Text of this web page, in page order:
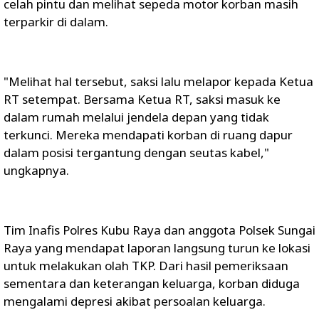
celah pintu dan melihat sepeda motor korban masih
terparkir di dalam.
"Melihat hal tersebut, saksi lalu melapor kepada Ketua
RT setempat. Bersama Ketua RT, saksi masuk ke
dalam rumah melalui jendela depan yang tidak
terkunci. Mereka mendapati korban di ruang dapur
dalam posisi tergantung dengan seutas kabel,"
ungkapnya.
Tim Inafis Polres Kubu Raya dan anggota Polsek Sungai
Raya yang mendapat laporan langsung turun ke lokasi
untuk melakukan olah TKP. Dari hasil pemeriksaan
sementara dan keterangan keluarga, korban diduga
mengalami depresi akibat persoalan keluarga.